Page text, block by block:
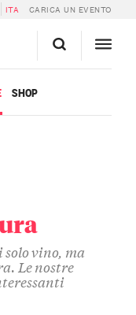
ITA CARICA UN EVENTO
SHOP
solo vino, ma
Le nostre